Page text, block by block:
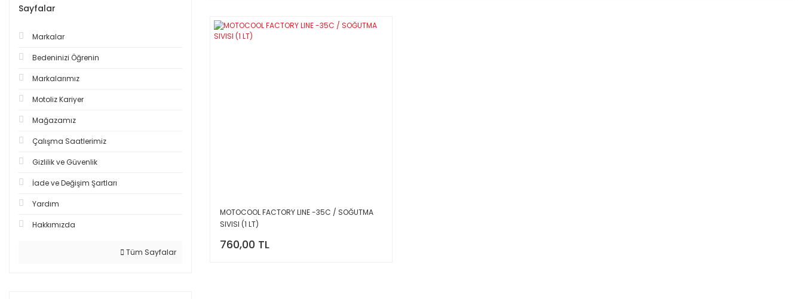
Sayfalar
Markalar
Bedeninizi Öğrenin
Markalarımız
Motoliz Kariyer
Mağazamız
Çalışma Saatlerimiz
Gizlilik ve Güvenlik
İade ve Değişim Şartları
Yardım
Hakkımızda
Tüm Sayfalar
MOTOCOOL FACTORY LINE -35C / SOĞUTMA
SIVISI (1 LT)
760,00 TL